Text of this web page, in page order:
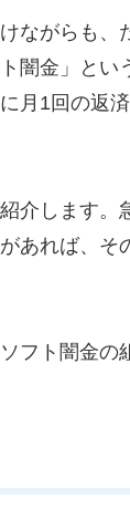
ながらも、
闇金」とい
月1回の返
介します。
あれば、そ
フト闇金の